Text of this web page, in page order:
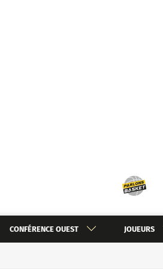
CONFÉRENCE OUEST JOUEURS